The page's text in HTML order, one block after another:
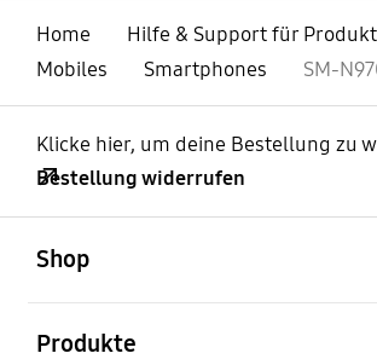
Home
Hilfe & Support für
Mobiles
Smartphones SM-
Klicke hier, um deine Bestellung zu
Bestellung widerrufen
Shop
Produkte